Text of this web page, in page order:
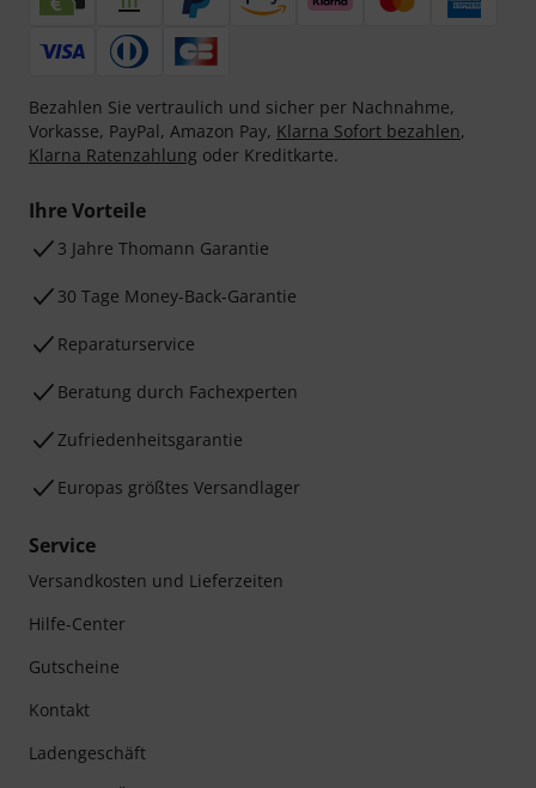
Bezahlen Sie vertraulich und sicher per Nachnahme,
Vorkasse, PayPal, Amazon Pay, Klarna Sofort bezahlen,
Klarna Ratenzahlung oder Kreditkarte.
Ihre Vorteile
3 Jahre Thomann Garantie
30 Tage Money-Back-Garantie
Reparaturservice
Beratung durch Fachexperten
Zufriedenheitsgarantie
Europas größtes Versandlager
Service
Versandkosten und Lieferzeiten
Hilfe-Center
Gutscheine
Kontakt
Ladengeschäft